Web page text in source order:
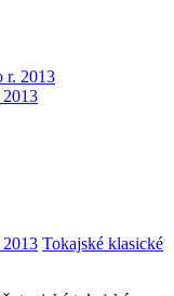
na
Ako prví sme
z tokajských odrôd
Hrozno
riadenej
2013
2013 Tokajské klasické